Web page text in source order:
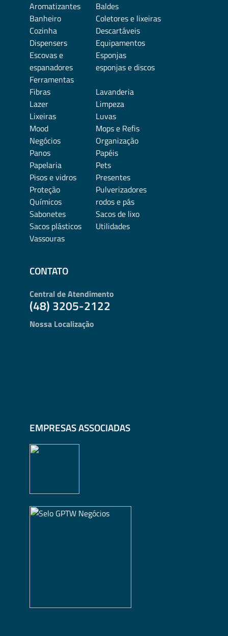
Aromatizantes
Baldes
Banheiro
Coletores e lixeiras
Cozinha
Descartáveis
Dispensers
Equipamentos
Escovas e
espanadores
Esponjas
esponjas e discos
Ferramentas
Fibras
Lavanderia
Lazer
Limpeza
Lixeiras
Luvas
Mood
Mops e Refis
Negócios
Organização
Panos
Papéis
Papelaria
Pets
Pisos e vidros
Presentes
Proteção
Pulverizadores
Químicos
rodos e pás
Sabonetes
Sacos de lixo
Sacos plásticos
Utilidades
Vassouras
CONTATO
Central de Atendimento
(48) 3205-2122
Nossa Localização
EMPRESAS ASSOCIADAS